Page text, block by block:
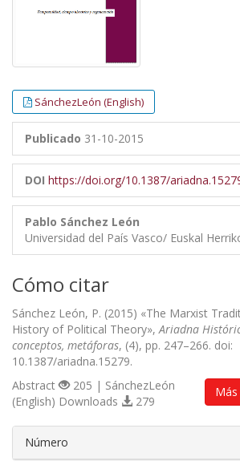
SánchezLeón (English)
Publicado 31-10-2015
DOI https://doi.org/10.1387/
Pablo Sánchez León
Universidad del País Vasco/ Euskal
Cómo citar
Sánchez León, P. (2015) «The Marxist
History of Political Theory»,Ariadna
conceptos, metáforas, (4), pp. 247–266. doi:
10.1387/ariadna.15279.
Abstract
205 | SánchezLeón
(English) Downloads
279
Número